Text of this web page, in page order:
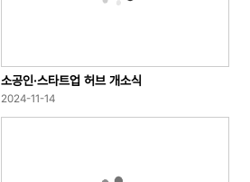
소공인·스타트업 허브 개소식
2024-11-14